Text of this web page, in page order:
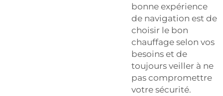
bonne expérience
de navigation est de
choisir le bon
chauffage selon vos
besoins et de
toujours veiller à ne
pas compromettre
votre sécurité.